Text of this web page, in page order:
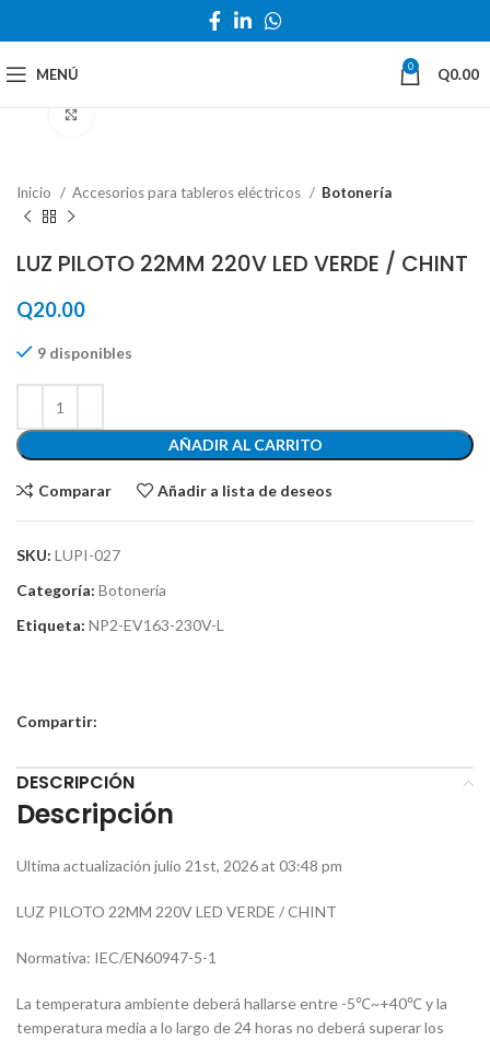
MENÚ 0 Q0.00
Inicio Accesorios para tableros eléctricos Botonería
LUZ PILOTO 22MM 220V LED VERDE / CHINT
Q20.00
9 disponibles
AÑADIR AL CARRITO
Comparar Añadir a lista de deseos
SKU: LUPI-027
Categoría: Botonería
Etiqueta: NP2-EV163-230V-L
Compartir:
DESCRIPCIÓN
Descripción
Ultima actualización julio 21st, 2026 at 03:48 pm
LUZ PILOTO 22MM 220V LED VERDE / CHINT
Normativa: IEC/EN60947-5-1
La temperatura ambiente deberá hallarse entre -5℃~+40℃ y la
temperatura media a lo largo de 24 horas no deberá superar los